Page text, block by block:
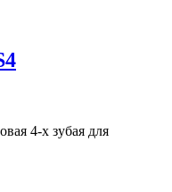
4-х зубая для